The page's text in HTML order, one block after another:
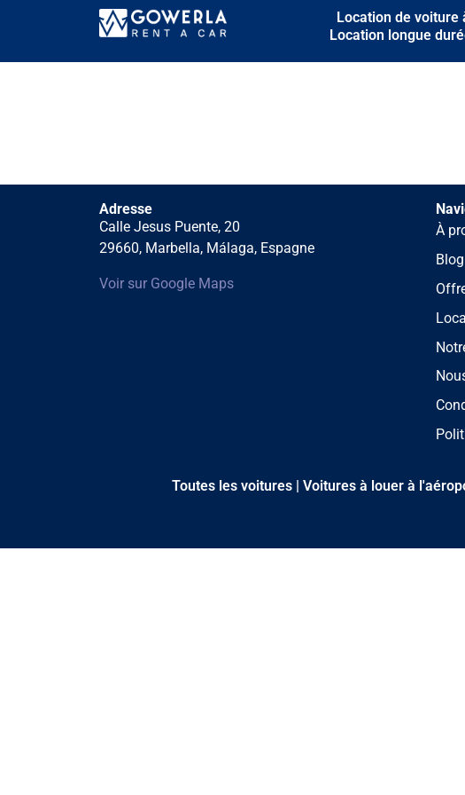
Location de voiture
Location longue
Adresse
Calle Jesus Puente, 20
29660, Marbella, Málaga, Espagne
Voir sur Google Maps
À
Blog
Toutes les voitures Voitures à louer à